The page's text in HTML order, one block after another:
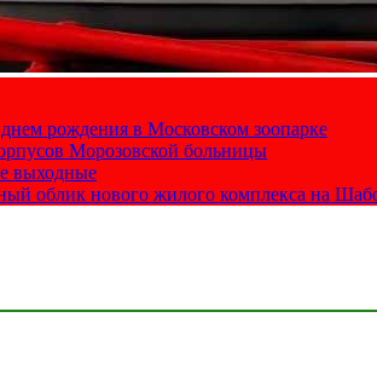
рождения в Московском зоопарке
Морозовской больницы
выходные
облик нового жилого комплекса на